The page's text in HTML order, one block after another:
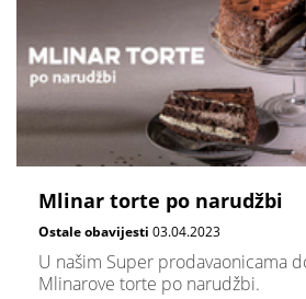
Mlinar torte po narudžbi
Ostale obavijesti 03.04.2023
U našim Super prodavaonicama
Mlinarove torte po narudžbi.